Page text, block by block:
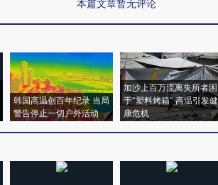
本篇文章暂无评论
韩国高温创百年纪录 当局
警告停止一切户外活动
加沙上百万流离失所者困
于“塑料烤箱” 高温引发健
康危机